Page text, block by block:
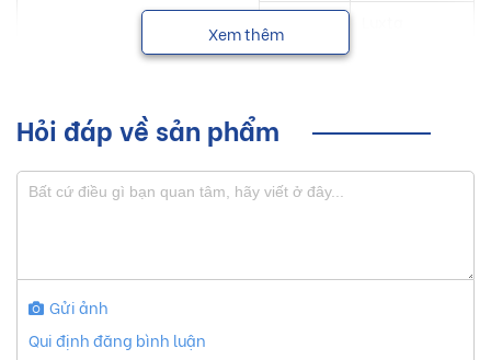
nên một không gian sống hiện đại, tiện nghi và sang trọng
cho mọi người.
Sơ lược về sản phẩm tay sen Luxta
tay sen với nhiều hãng sản xuất. Với hơn 10 năm thành lập
và phát triển, Công Ty Cổ Phần SX-TM Nam Đô ( Luxta )
luôn cung cấp những sản phẩm đường nét thanh thoát chất
Xem thêm
Hỏi đáp về sản phẩm
Gửi ảnh
Qui định đăng bình luận